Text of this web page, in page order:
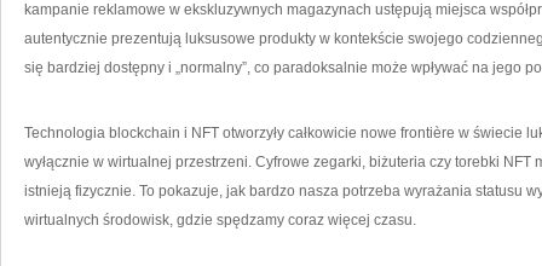
kampanie reklamowe w ekskluzywnych magazynach ustępują miejsca
autentycznie prezentują luksusowe produkty w kontekście swojego
się bardziej dostępny i „normalny”, co paradoksalnie może wpływać na jego
Technologia blockchain i NFT otworzyły całkowicie nowe frontière w świecie
wyłącznie w wirtualnej przestrzeni. Cyfrowe zegarki, biżuteria czy torebki NFT
istnieją fizycznie. To pokazuje, jak bardzo nasza potrzeba wyrażania statusu
wirtualnych środowisk, gdzie spędzamy coraz więcej czasu.